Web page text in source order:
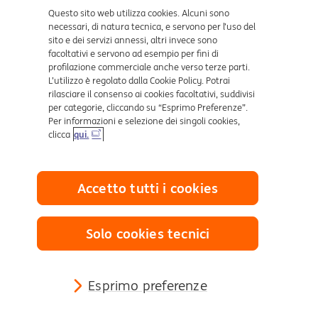
distribuita da ING. Il servizio è richiedibile esclusivamente dai clienti ING
titolari di Conto Corrente Arancio Business. L'attivazione è soggetta alla
valutazione e approvazione da parte di Worldline Merchant Services Italia. In
relazione al servizio SoftPOS è possibile consultare il foglio informativo
presente nell’area riservata dell’app ING.
Collegamenti utili
Trasparenza
Definizione di Default
Arbitro Controversie Finanziarie
Questo sito web utilizza cookies. Alcuni sono
necessari, di natura tecnica, e servono per l’uso del
sito e dei servizi annessi, altri invece sono
facoltativi e servono ad esempio per fini di
profilazione commerciale anche verso terze parti.
L’utilizzo è regolato dalla Cookie Policy. Potrai
rilasciare il consenso ai cookies facoltativi, suddivisi
per categorie, cliccando su “Esprimo Preferenze”.
Per informazioni e selezione dei singoli cookies,
clicca qui.
Esprimo preferenze
Solo cookies tecnici
Accetto tutti i cookies